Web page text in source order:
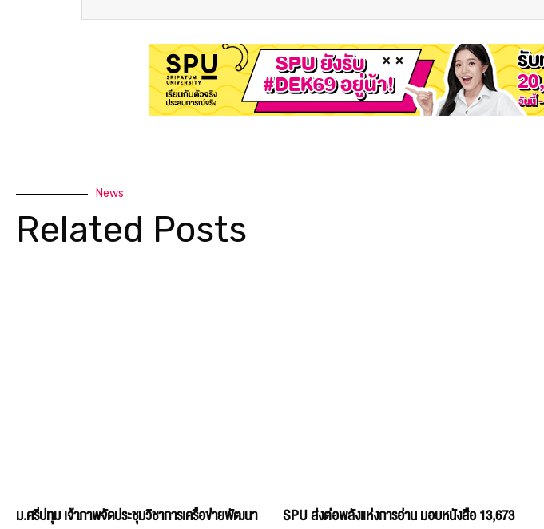
News
Related Posts
ม.ศรีปทุม เจ้าภาพจัดประชุมวิชาการเครือข่ายพัฒนา
SPU ส่งต่อพลังแห่งการอ่าน มอบหนังสือ 13,673